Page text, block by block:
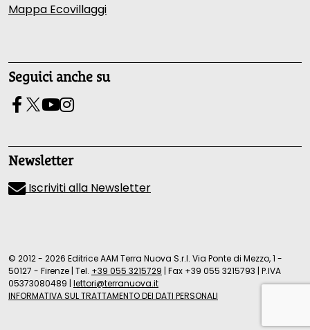
Mappa Ecovillaggi
Seguici anche su
Newsletter
Iscriviti alla Newsletter
© 2012 - 2026 Editrice AAM Terra Nuova S.r.l. Via Ponte di Mezzo, 1 -
50127 - Firenze | Tel. +39 055 3215729 | Fax +39 055 3215793 | P.IVA
05373080489 | lettori@terranuova.it
INFORMATIVA SUL TRATTAMENTO DEI DATI PERSONALI